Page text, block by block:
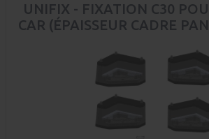
UNIFIX - FIXATION C30
CAR (ÉPAISSEUR CADRE